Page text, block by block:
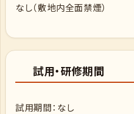
なし（敷地内全面禁煙）
試用・研修期間
試用期間：なし